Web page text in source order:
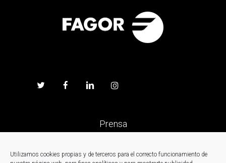
Utilizamos cookies propias y de terceros para el correcto funcionamiento de
Prensa
Trabaja en Fagor